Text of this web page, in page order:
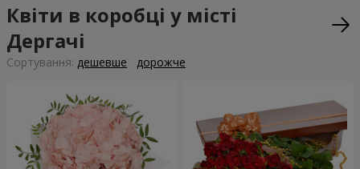
Квіти в коробці у місті
Дергачі
Сортування: дешевше дорожче